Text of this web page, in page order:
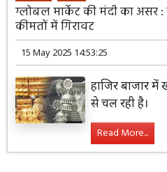
ग्लोबल मार्केट की मंदी का असर
कीमतों में गिरावट
15 May 2025 14:53:25
हाजिर बाजार में
से चल रही है।
Read More...